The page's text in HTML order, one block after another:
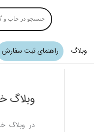
وبلاگ راهنمای ثبت سفارش
وبلاگ
در وبلاگ